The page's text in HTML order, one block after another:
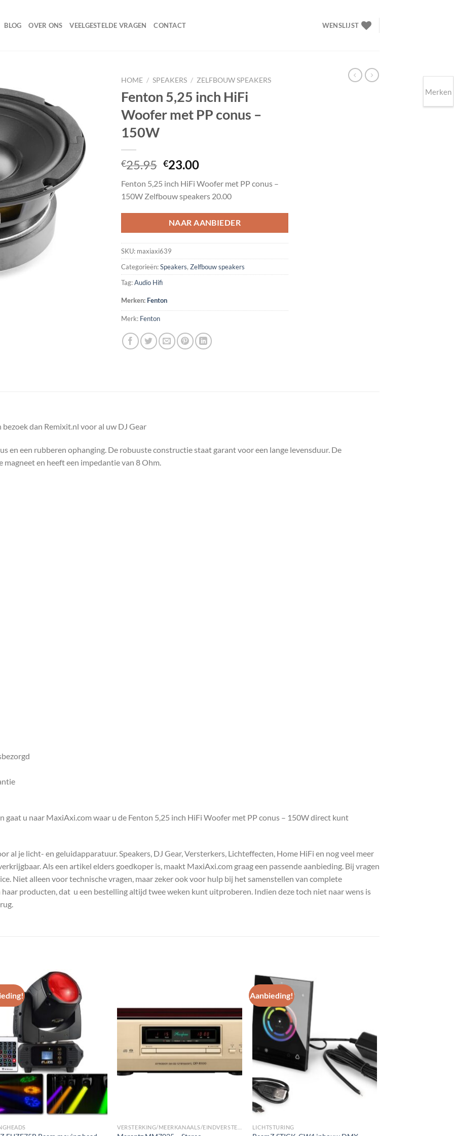
BLOG OVER ONS VEELGESTELDE VRAGEN CONTACT WENSLIJST
Toevoegen
aan
wenslijst
HOME / SPEAKERS / ZELFBOUW SPEAKERS
Fenton 5,25 inch HiFi
Woofer met PP conus –
150W
€25.95 Oorspronkelijke
was:
€25.95.
€23.00Huidige
is:
€23.00.
Fenton 5,25 inch HiFi Woofer met PP conus –
150W Zelfbouw speakers 20.00
NAAR AANBIEDER
SKU: maxiaxi639
Categorieën:Speakers, Zelfbouw speakers
Tag:Audio Hifi
Merken: Fenton
Merk: Fenton
dan Remixit.nl voor al uw DJ Gear
en een rubberen ophanging. De robuuste constructie staat garant voor een lange levensduur. De
en heeft een impedantie van 8 Ohm.
gaat u naar MaxiAxi.com waar u de Fenton 5,25 inch HiFi Woofer met PP conus – 150W direct kunt
al je licht- en geluidapparatuur. Speakers, DJ Gear, Versterkers, Lichteffecten, Home HiFi en nog veel meer
Als een artikel elders goedkoper is, maakt MaxiAxi.com graag een passende aanbieding. Bij vragen
Niet alleen voor technische vragen, maar zeker ook voor hulp bij het samenstellen van complete
producten, dat u een bestelling altijd twee weken kunt uitproberen. Indien deze toch niet naar wens is
Toevoegen
aan
Toevoegen
aan
wenslijst
Aanbieding!
LICHTSTURING
Merken